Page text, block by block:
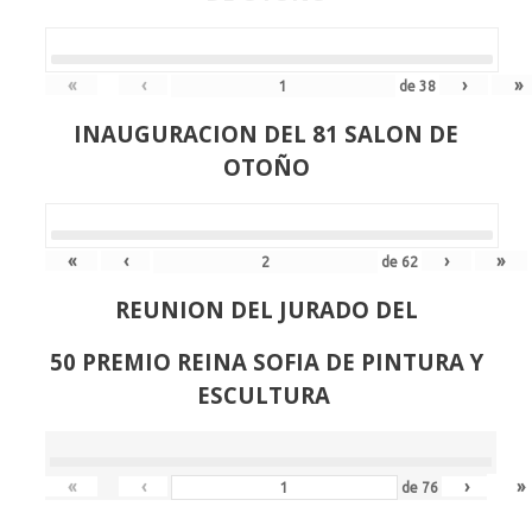
« ‹ de38 › »
INAUGURACION DEL 81 SALON DE
OTOÑO
« ‹ de 62 › »
REUNION DEL JURADO DEL
50 PREMIO REINA SOFIA DE PINTURA Y
ESCULTURA
« ‹ de 76 › »